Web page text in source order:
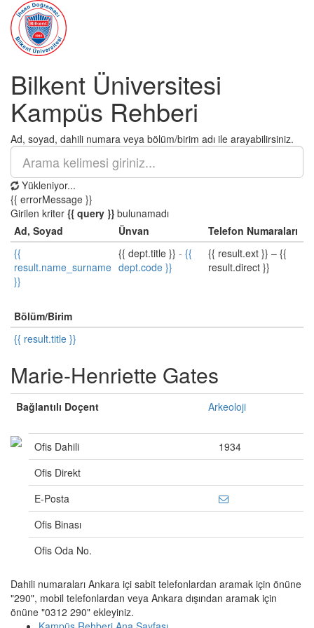
Bilkent Üniversitesi
Kampüs Rehberi
Ad, soyad, dahili numara veya bölüm/birim adı ile arayabilirsiniz.
Yükleniyor...
{{ errorMessage }}
Girilen kriter {{ query }} bulunamadı
Ad, Soyad
Ünvan
Telefon Numaraları
{{
result.name_surname
}}
{{ dept.title }} - {{
dept.code }}
{{ result.ext }} – {{
result.direct }}
Bölüm/Birim
{{ result.title }}
Marie-Henriette Gates
Bağlantılı Doçent Arkeoloji
Ofis Dahili
1934
Ofis Direkt
E-Posta
Ofis Binası
Ofis Oda No.
Dahili numaraları Ankara içi sabit telefonlardan aramak için önüne
"290", mobil telefonlardan veya Ankara dışından aramak için
önüne "0312 290" ekleyiniz.